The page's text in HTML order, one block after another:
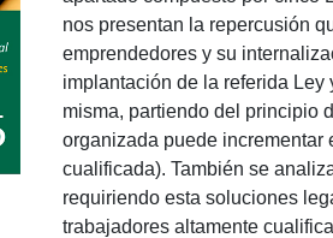
nos presentan la repercusión
emprendedores y su
implantación de la referida
misma, partiendo del principio
organizada puede
cualificada). También se
requiriendo esta soluciones
trabajadores altamente